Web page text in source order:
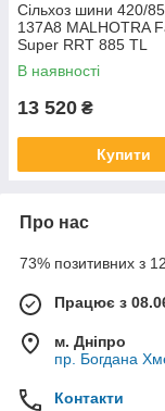
Сільхоз шини 420/
137A8 MALHOTRA
Super RRT 885 TL
В наявності
13 520 ₴
Купити
Про нас
73% позитивних з 12
Працює з
м. Дніпро
пр. Богдана
Контакти